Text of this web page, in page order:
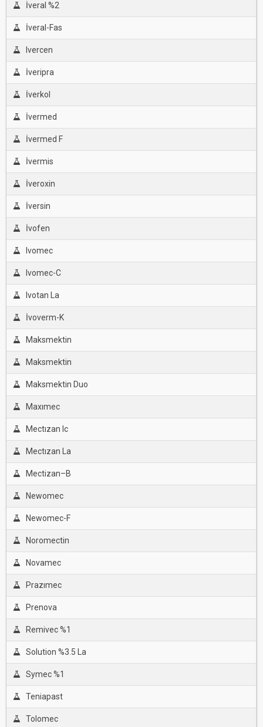
İveral %2
İveral-Fas
Ivercen
İveripra
İverkol
İvermed
İvermed F
İvermis
İveroxin
İversin
İvofen
Ivomec
Ivomec-C
Ivotan La
İvoverm-K
Maksmektin
Maksmektin
Maksmektin Duo
Maxımec
Mectızan Ic
Mectızan La
Mectizan–B
Newomec
Newomec-F
Noromectin
Novamec
Prazımec
Prenova
Remivec %1
Solution %3.5 La
Symec %1
Teniapast
Tolomec